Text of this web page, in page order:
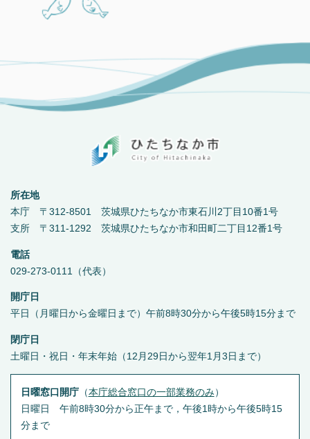
所在地
本庁 〒312-8501 茨城県ひたちなか市東石川2丁目10番1号
支所 〒311-1292 茨城県ひたちなか市和田町二丁目12番1号
電話
029-273-0111（代表）
開庁日
平日（月曜日から金曜日まで）午前8時30分から午後5時15分まで
閉庁日
土曜日・祝日・年末年始（12月29日から翌年1月3日まで）
日曜窓口開庁（本庁総合窓口の一部業務のみ ）
日曜日 午前8時30分から正午まで，午後1時から午後5時15
分まで